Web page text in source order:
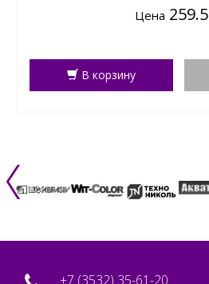
Цена 259.5
В корзину
+7 (3532) 35-61-20